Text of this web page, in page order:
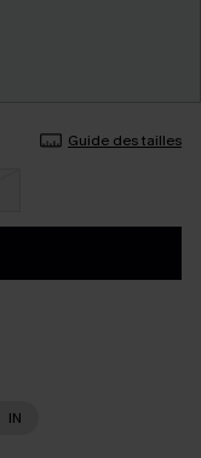
Guide des tailles
IN